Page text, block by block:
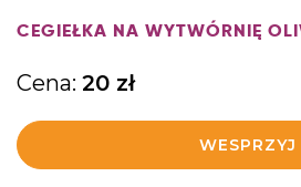
CEGIEŁKA NA WYTWÓRNIĘ
Cena: 20 zł
WESPRZYJ